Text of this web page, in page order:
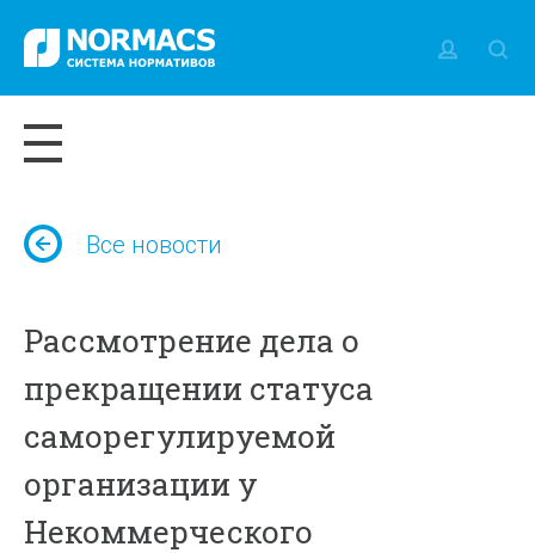
Все новости
Рассмотрение дела о
прекращении статуса
саморегулируемой
организации у
Некоммерческого